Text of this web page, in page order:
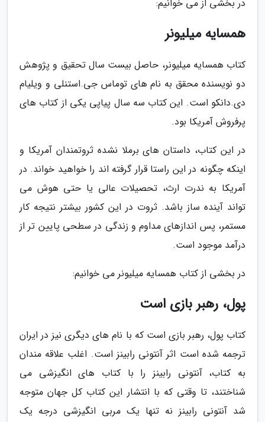
در بخشی از می خوانیم:
همسایه میلیونر
کتاب همسایه میلیونر، حاصل بیست سال تحقیق و پژوهش
دو نویسنده محقق به نام های توماس جی.استنلی و ویلیام
دی.دانکو است. این کتاب سه سال پیاپی یکی از کتاب های
پرفروش آمریکا بود.
در این کتاب، داستان های برملا نشده ثروتمندان آمریکا و
اینکه چگونه در این راستا قرار گرفته اند را خواهید خواند. در
آمریکا به ندرت ارث، تحصیلات عالی یا حتی هوش می
تواند آینده ساز باشد. ثروت در این کشور بیشتر نتیجه کار
مستمر، پس اندازهای مداوم و زندگی در سطحی پایین تر از
درآمد موجود است.
در بخشی از کتاب همسایه میلیونر می خوانیم:
پول، رهبر بازی است
کتاب پول، رهبر بازی است که با نام های دیگری نیز در ایران
ترجمه شده است اثر آنتونی رابینز است. اغلب علاقه مندان
به کتاب، آنتونی رابینز را با کتاب های انگیزشی می
شناختند، تا وقتی که با انتشار این کتاب کل جهان متوجه
شد آنتونی رابینز نه تنها یک مربی انگیزشی درجه یک